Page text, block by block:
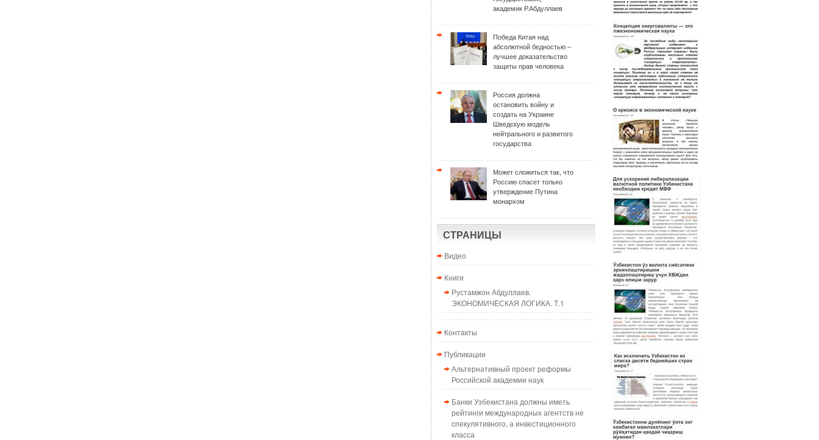
академик Р.Абдуллаев
Победа Китая над
абсолютной бедностью –
лучшее доказательство
защиты прав человека
Россия должна
остановить войну и
создать на Украине
Шведскую модель
нейтрального и развитого
государства
Может сложиться так, что
Россию спасет только
утверждение Путина
монархом
СТРАНИЦЫ
Видео
Книги
Рустамжон Абдуллаев.
ЭКОНОМИЧЕСКАЯ ЛОГИКА. Т.1
Контакты
Публикации
Альтернативный проект реформы
Российской академии наук
Банки Узбекистана должны иметь
рейтинги международных агентств не
спекулятивного, а инвестиционного
класса